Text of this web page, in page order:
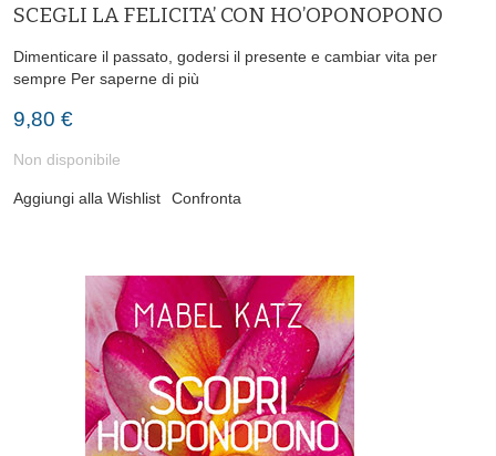
SCEGLI LA FELICITA’ CON HO’OPONOPONO
Dimenticare il passato, godersi il presente e cambiar vita per
sempre Per saperne di più
9,80 €
Non disponibile
Aggiungi alla Wishlist Confronta